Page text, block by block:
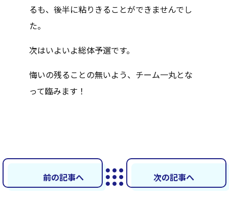
るも、後半に粘りきることができませんでし
た。
次はいよいよ総体予選です。
悔いの残ることの無いよう、チーム一丸とな
って臨みます！
前の記事へ 次の記事へ